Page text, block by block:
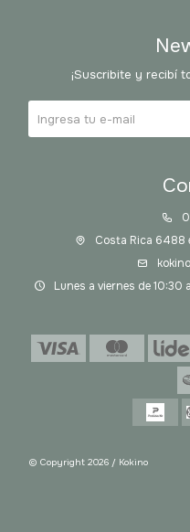
Costa Rica 6488
Lunes a viernes de 10:30
¡Suscribite y recibí
© Copyright 2026 / Kokino